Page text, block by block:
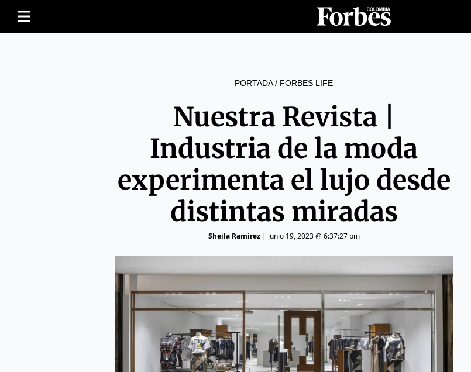
PORTADA/ FORBES LIFE
Nuestra Revista |
Industria de la moda
experimenta el lujo desde
distintas miradas
Sheila Ramírez| junio 19, 2023 @ 6:37:27 pm